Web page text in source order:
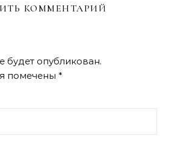
КОММЕНТАРИЙ
будет опубликован.
помечены *